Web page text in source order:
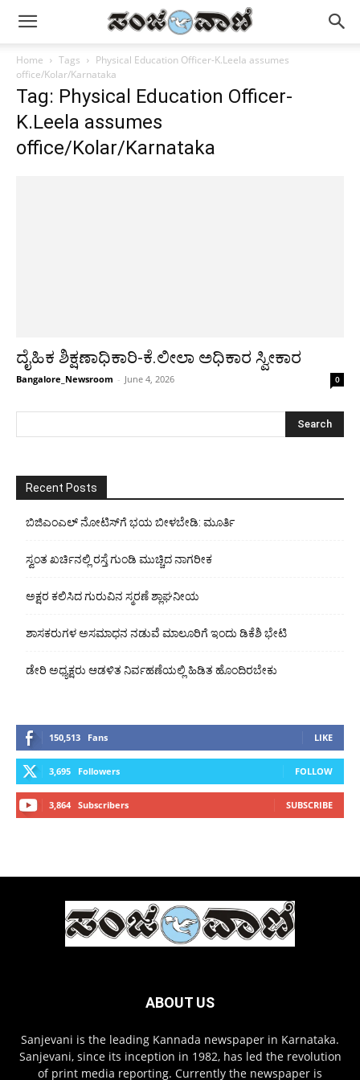
Home Tags
Physical Education Officer-K.Leela assumes
office/Kolar/Karnataka
Tag: Physical Education Officer-
K.Leela assumes
office/Kolar/Karnataka
ದೈಹಿಕ ಶಿಕ್ಷಣಾಧಿಕಾರಿ-ಕೆ.ಲೀಲಾ ಅಧಿಕಾರ ಸ್ವೀಕಾರ
Bangalore_Newsroom - June 4, 2026 0
Recent Posts
ಬಿಜಿಎಂಎಲ್ ನೋಟಿಸ್‌ಗೆ ಭಯ ಬೀಳಬೇಡಿ: ಮೂರ್ತಿ
ಸ್ವಂತ ಖರ್ಚಿನಲ್ಲಿ ರಸ್ತೆ ಗುಂಡಿ ಮುಚ್ಚಿದ ನಾಗರೀಕ
ಅಕ್ಷರ ಕಲಿಸಿದ ಗುರುವಿನ ಸ್ಮರಣೆ ಶ್ಲಾಘನೀಯ
ಶಾಸಕರುಗಳ ಅಸಮಾಧನ ನಡುವೆ ಮಾಲೂರಿಗೆ ಇಂದು ಡಿಕೆಶಿ ಭೇಟಿ
ಡೇರಿ ಅಧ್ಯಕ್ಷರು ಆಡಳಿತ ನಿರ್ವಹಣೆಯಲ್ಲಿ ಹಿಡಿತ ಹೊಂದಿರಬೇಕು
150,513 Fans LIKE
3,695 Followers FOLLOW
3,864 Subscribers SUBSCRIBE
ABOUT US
Sanjevani is the leading Kannada newspaper in Karnataka.
Sanjevani, since its inception in 1982, has led the revolution
of print media reporting. Currently the newspaper is